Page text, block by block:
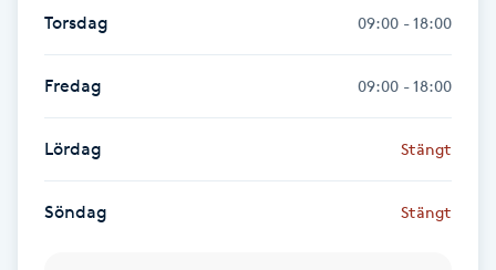
Gravidyoga
Gruppträning
Gua Sha-massage
Torsdag 09:00 - 18:00
Fredag 09:00 - 18:00
Lördag Stängt
Söndag Stängt